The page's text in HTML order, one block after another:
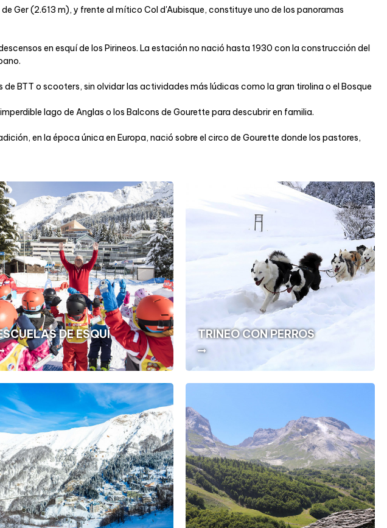
Ger (2.613 m), y frente al mítico Col d'Aubisque, constituye uno de los panoramas
en esquí de los Pirineos. La estación no nació hasta 1930 con la construcción del
BTT o scooters, sin olvidar las actividades más lúdicas como la gran tirolina o el Bosque
lago de Anglas o los Balcons de Gourette para descubrir en familia.
en la época única en Europa, nació sobre el circo de Gourette donde los pastores,
DE ESQUÍ TRINEO CON PERROS